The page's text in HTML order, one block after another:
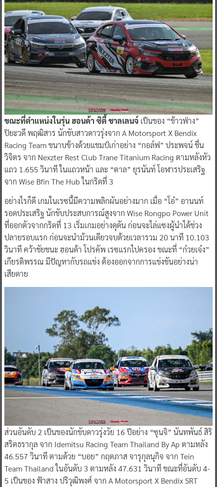
ขณะที่ตำแหน่งในรุ่น ฮอนด้า ซิตี้ ชาลเลนจ์เป็นของ “ข้าวฟ่าง”
ปิยะวดี พฤฒิสาร นักขับสาวดาวรุ่งจาก A Motorsport X Bendix
Racing Team ขนาบข้างด้วยแชมป์เก่าอย่าง “กอล์ฟ” ประพจน์ ชื่น
วิจิตร จาก Nexzter Rest Club Trane Titanium Racing ตามหลังหัว
แถว 1.655 วินาที ในแถวหน้า และ “ตาล” ยุรนันท์ โอฬารประเสริฐ
จาก Wise Bfin The Hub ในกริดที่ 3
อย่างไรก็ดี เกมในเรซนี้มีความพลิกผันอย่างมาก เมื่อ “โอ๋” อานนท์
รอดประเสริฐ นักขับประสบการณ์สูงจาก Wise Rongpo Power Unit
ที่ออกตัวจากกริดที่ 13 เริ่มเกมอย่างดุดัน ก่อนจะไล่แซงผู้นำได้ช่วง
ปลายรอบแรก ก่อนจะนำม้วนเดียวจบด้วยเวลารวม 20 นาที 10.103
วินาที คว้าชัยชนะ ฮอนด้า โปรคัพ เรซแรกไปครอง ขณะที่ “ก๋วยเจ๋ง”
เกียรติพรรณ มีปัญหากับรถแข่ง ต้องออกจากการแข่งขันอย่างน่า
เสียดาย
ส่วนอันดับ 2 เป็นของนักขับดาวรุ่งวัย 16 ปีอย่าง “ซุนจิ” นันทพันธ์ สิริ
สริตธรากุล จาก Idemitsu Racing Team Thailand By Ap ตามหลัง
46.557 วินาที ตามด้วย “บอย” กฤตภาส จารุกุลนุกิจ จาก Tein
Team Thailand ในอันดับ 3 ตามหลัง 47.631 วินาที ขณะที่อันดับ 4-
5 เป็นของ ฟ้าสาง ปริวุฒิพงศ์ จาก A Motorsport X Bendix SRT